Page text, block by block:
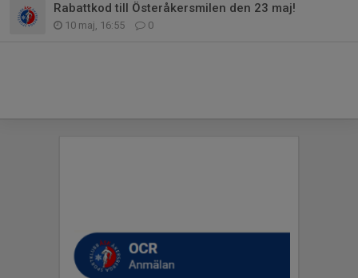
Rabattkod till Österåkersmilen den 23 maj!
10 maj, 16:55 0